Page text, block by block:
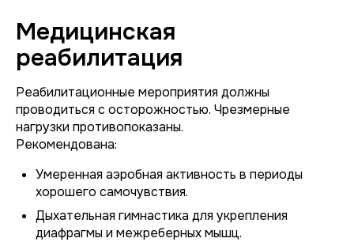
Медицинская
реабилитация
Реабилитационные мероприятия должны
проводиться с осторожностью. Чрезмерные
нагрузки противопоказаны.
Рекомендована:
Умеренная аэробная активность в периоды
хорошего самочувствия.
Дыхательная гимнастика для укрепления
диафрагмы и межреберных мышц.